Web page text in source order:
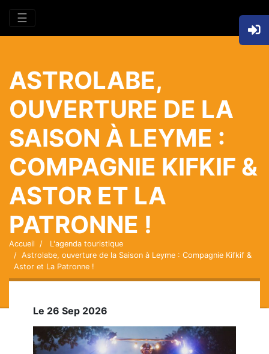
☰
ASTROLABE,
OUVERTURE DE LA
SAISON À LEYME :
COMPAGNIE KIFKIF &
ASTOR ET LA
PATRONNE !
Accueil
L'agenda touristique
Astrolabe, ouverture de la Saison à Leyme : Compagnie Kifkif &
Astor et La Patronne !
Le 26 Sep 2026